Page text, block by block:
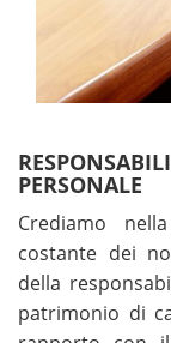
PERSONALE
Crediamo
costante dei
della
patrimonio di